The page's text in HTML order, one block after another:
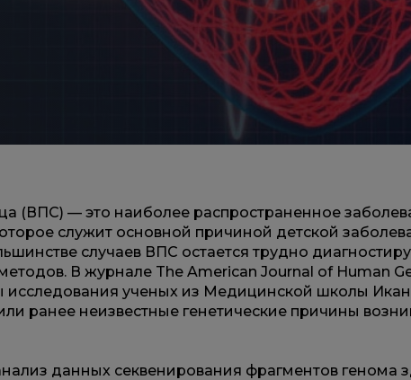
(ВПС) — это наиболее распространенное
служит основной причиной детской
случаев ВПС остается трудно
В журнале The American Journal of Human
исследования ученых из Медицинской школы
ранее неизвестные генетические причины
данных секвенирования фрагментов генома